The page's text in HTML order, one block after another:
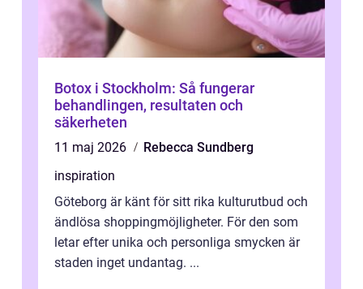
Botox i Stockholm: Så fungerar
behandlingen, resultaten och
säkerheten
11 maj 2026
Rebecca Sundberg
inspiration
Göteborg är känt för sitt rika kulturutbud och
ändlösa shoppingmöjligheter. För den som
letar efter unika och personliga smycken är
staden inget undantag. ...